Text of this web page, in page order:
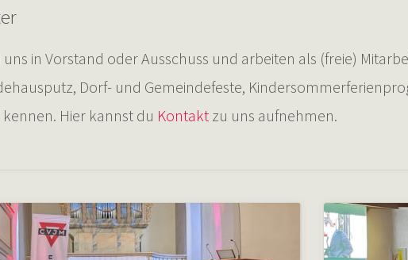
in Vorstand oder Ausschuss und arbeiten als (freie)
Dorf- und Gemeindefeste,
Hier kannst du Kontakt zu uns aufnehmen.